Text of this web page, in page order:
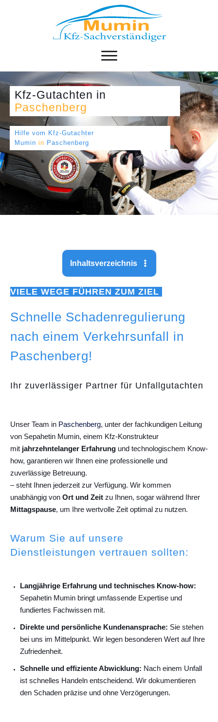
Kfz-Gutachten in
Paschenberg
Hilfe vom Kfz-Gutachter
Mumin in Paschenberg
Inhaltsverzeichnis
VIELE WEGE FÜHREN ZUM ZIEL
Schnelle Schadenregulierung
nach einem Verkehrsunfall in
Paschenberg!
Ihr zuverlässiger Partner für Unfallgutachten
Unser Team in Paschenberg, unter der fachkundigen Leitung
von Sepahetin Mumin, einem Kfz-Konstrukteur
mit jahrzehntelanger Erfahrung und technologischem Know-
how, garantieren wir Ihnen eine professionelle und
zuverlässige Betreuung.
– steht Ihnen jederzeit zur Verfügung. Wir kommen
unabhängig von Ort und Zeit zu Ihnen, sogar während Ihrer
Mittagspause, um Ihre wertvolle Zeit optimal zu nutzen.
Warum Sie auf unsere
Dienstleistungen vertrauen sollten:
Langjährige Erfahrung und technisches Know-how:
Sepahetin Mumin bringt umfassende Expertise und
fundiertes Fachwissen mit.
Direkte und persönliche Kundenansprache: Sie stehen
bei uns im Mittelpunkt. Wir legen besonderen Wert auf Ihre
Zufriedenheit.
Schnelle und effiziente Abwicklung: Nach einem Unfall
ist schnelles Handeln entscheidend. Wir dokumentieren
den Schaden präzise und ohne Verzögerungen.